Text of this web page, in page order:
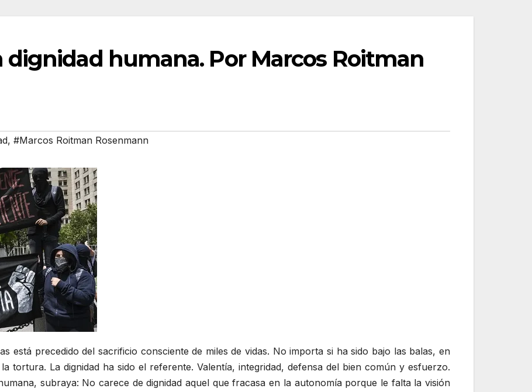
dignidad humana. Por Marcos Roitman
, #Marcos Roitman Rosenmann
está precedido del sacrificio consciente de miles de vidas. No importa si ha sido bajo las balas, en
tortura. La dignidad ha sido el referente. Valentía, integridad, defensa del bien común y esfuerzo.
subraya: No carece de dignidad aquel que fracasa en la autonomía porque le falta la visión